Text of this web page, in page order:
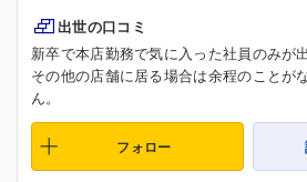
出世の口コミ
新卒で本店勤務で気に入った社員のみが
その他の店舗に居る場合は余程のことが
ん。
フォロー